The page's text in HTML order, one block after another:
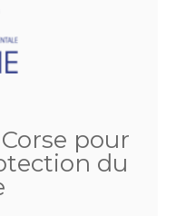
pour
du